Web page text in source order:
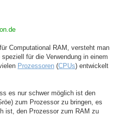
Computational RAM, versteht man
für die Verwendung in einem
Prozessoren (CPUs) entwickelt
es nur schwer möglich ist den
zum Prozessor zu bringen, es
ist, den Prozessor zum RAM zu